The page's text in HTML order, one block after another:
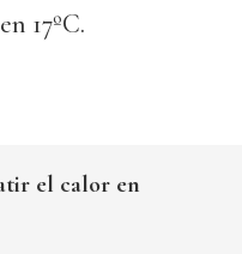
17ºC.
el calor en